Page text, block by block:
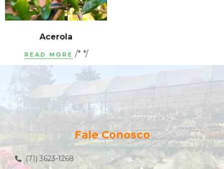
Acerola
READ MORE /* */
Fale Conosco
(71) 3623-1268